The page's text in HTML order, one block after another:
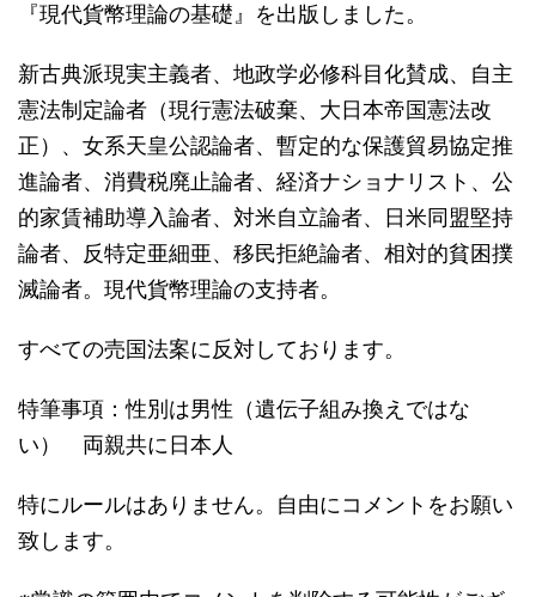
『現代貨幣理論の基礎』を出版しました。
新古典派現実主義者、地政学必修科目化賛成、自主
憲法制定論者（現行憲法破棄、大日本帝国憲法改
正）、女系天皇公認論者、暫定的な保護貿易協定推
進論者、消費税廃止論者、経済ナショナリスト、公
的家賃補助導入論者、対米自立論者、日米同盟堅持
論者、反特定亜細亜、移民拒絶論者、相対的貧困撲
滅論者。現代貨幣理論の支持者。
すべての売国法案に反対しております。
特筆事項：性別は男性（遺伝子組み換えではな
い） 両親共に日本人
特にルールはありません。自由にコメントをお願い
致します。